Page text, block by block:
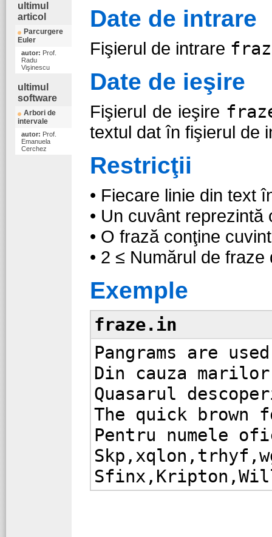
ultimul
articol
Parcurgere
Euler
autor: Prof.
Radu
Vişinescu
ultimul
software
Arbori de
intervale
autor: Prof.
Emanuela
Cerchez
Date de intrare
Fişierul de intrare
Date de ieşire
Fişierul de ieşire
textul dat în fişierul de
Restricţii
• Fiecare linie din text
• Un cuvânt
• O frază conţine
• 2 ≤ Numărul de
Exemple
fraze.in
Pangrams are
Din cauza
Quasarul
The quick brown
Pentru numele